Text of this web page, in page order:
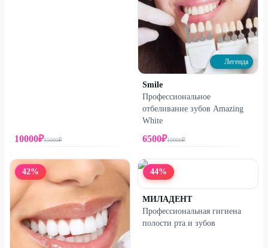
10000₽15000₽
Легенда
Smile
Профессиональное
отбеливание зубов Amazing
White
6500₽10000₽
42% 44%
МИЛАДЕНТ
Профессиональная гигиена
полости рта и зубов